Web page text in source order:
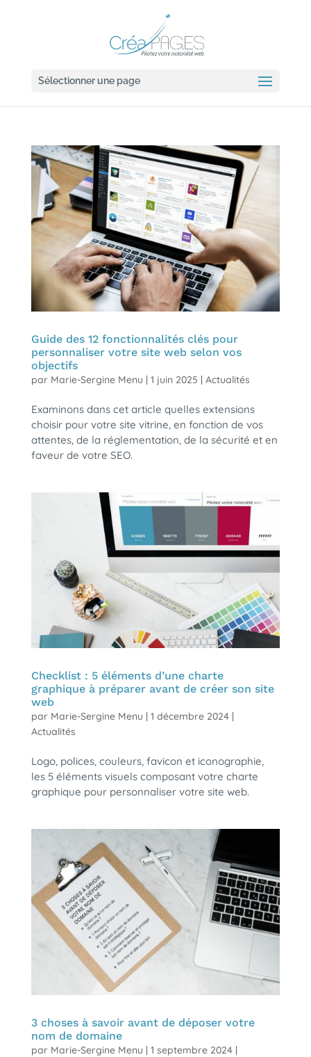
Sélectionner une page
Guide des 12 fonctionnalités clés pour
personnaliser votre site web selon vos
objectifs
par Marie-Sergine Menu | 1 juin 2025 | Actualités
Examinons dans cet article quelles extensions
choisir pour votre site vitrine, en fonction de vos
attentes, de la réglementation, de la sécurité et en
faveur de votre SEO.
Checklist : 5 éléments d’une charte
graphique à préparer avant de créer son site
web
par Marie-Sergine Menu | 1 décembre 2024|
Actualités
Logo, polices, couleurs, favicon et iconographie,
les 5 éléments visuels composant votre charte
graphique pour personnaliser votre site web.
3 choses à savoir avant de déposer votre
nom de domaine
par Marie-Sergine Menu | 1 septembre 2024|